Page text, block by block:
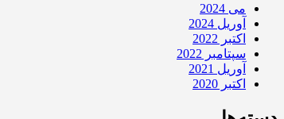
می 2024
آوریل 2024
اکتبر 2022
سپتامبر 2022
آوریل 2021
اکتبر 2020